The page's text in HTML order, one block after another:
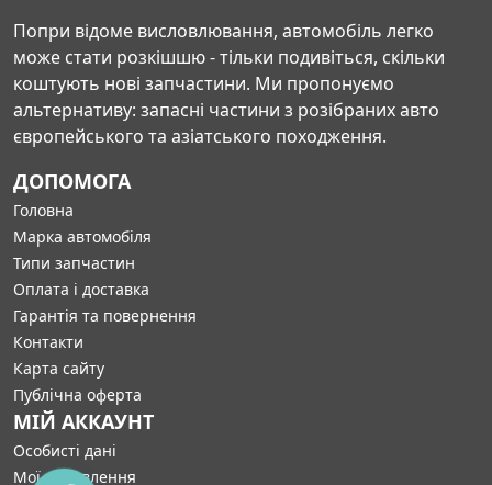
Попри відоме висловлювання, автомобіль легко
може стати розкішшю - тільки подивіться, скільки
коштують нові запчастини. Ми пропонуємо
альтернативу: запасні частини з розібраних авто
європейського та азіатського походження.
ДОПОМОГА
Головна
Марка автомобіля
Типи запчастин
Оплата і доставка
Гарантія та повернення
Контакти
Карта сайту
Публічна оферта
МІЙ АККАУНТ
Особисті дані
Мої замовлення